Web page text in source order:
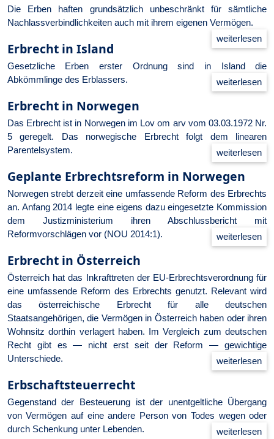
Die Erben haften grundsätzlich unbeschränkt für sämtliche
Nachlassverbindlichkeiten auch mit ihrem eigenen Vermögen.
Erbrecht in Island
Gesetzliche Erben erster Ordnung sind in Island die
Abkömmlinge des Erblassers.
Erbrecht in Norwegen
Das Erbrecht ist in Norwegen im Lov om arv vom 03.03.1972 Nr.
5 geregelt. Das norwegische Erbrecht folgt dem linearen
Parentelsystem.
Geplante Erbrechtsreform in Norwegen
Norwegen strebt derzeit eine umfassende Reform des Erbrechts
an. Anfang 2014 legte eine eigens dazu eingesetzte Kommission
dem Justizministerium ihren Abschlussbericht mit
Reformvorschlägen vor (NOU 2014:1).
Erbrecht in Österreich
Österreich hat das Inkrafttreten der EU-Erbrechtsverordnung für
eine umfassende Reform des Erbrechts genutzt. Relevant wird
das österreichische Erbrecht für alle deutschen
Staatsangehörigen, die Vermögen in Österreich haben oder ihren
Wohnsitz dorthin verlagert haben. Im Vergleich zum deutschen
Recht gibt es — nicht erst seit der Reform — gewichtige
Unterschiede.
Erbschaftsteuerrecht
Gegenstand der Besteuerung ist der unentgeltliche Übergang
von Vermögen auf eine andere Person von Todes wegen oder
durch Schenkung unter Lebenden.